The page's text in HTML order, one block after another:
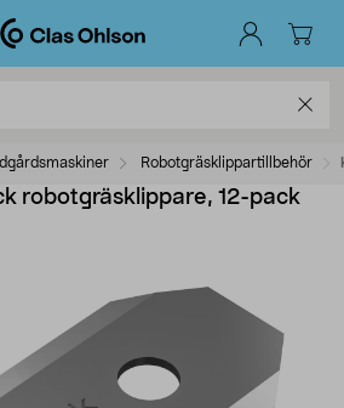
Robotgräsklippartillbehör
robotgräsklippare, 12-pack